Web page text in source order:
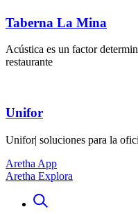
Taberna La Mina
Acústica es un factor
restaurante
Unifor
Unifor| soluciones para la
Aretha App
Aretha Explora